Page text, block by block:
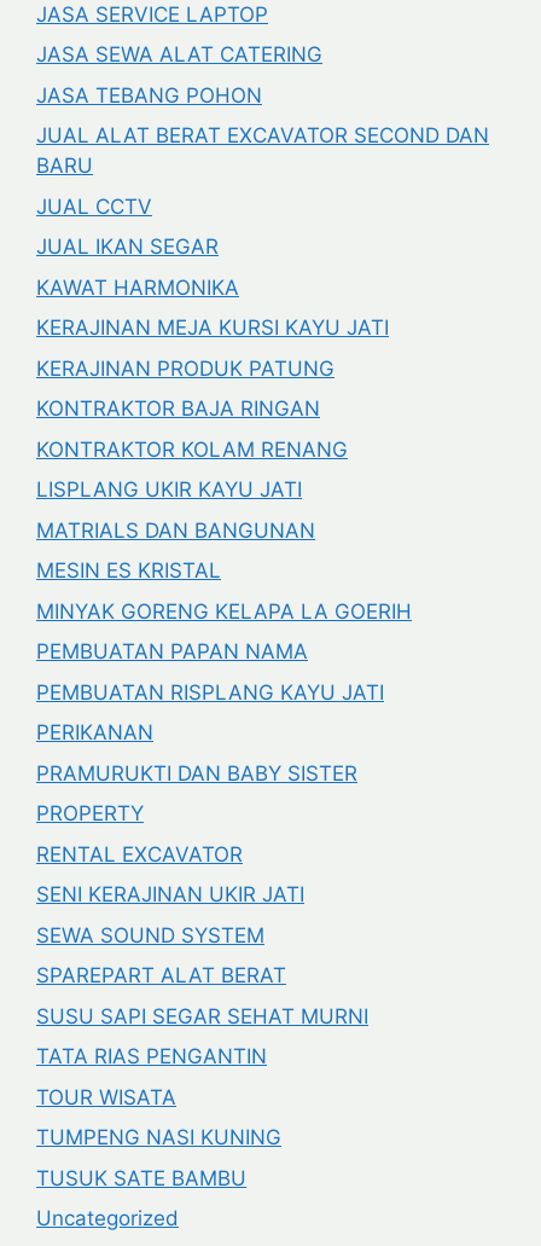
JASA SERVICE LAPTOP
JASA SEWA ALAT CATERING
JASA TEBANG POHON
JUAL ALAT BERAT EXCAVATOR SECOND DAN
BARU
JUAL CCTV
JUAL IKAN SEGAR
KAWAT HARMONIKA
KERAJINAN MEJA KURSI KAYU JATI
KERAJINAN PRODUK PATUNG
KONTRAKTOR BAJA RINGAN
KONTRAKTOR KOLAM RENANG
LISPLANG UKIR KAYU JATI
MATRIALS DAN BANGUNAN
MESIN ES KRISTAL
MINYAK GORENG KELAPA LA GOERIH
PEMBUATAN PAPAN NAMA
PEMBUATAN RISPLANG KAYU JATI
PERIKANAN
PRAMURUKTI DAN BABY SISTER
PROPERTY
RENTAL EXCAVATOR
SENI KERAJINAN UKIR JATI
SEWA SOUND SYSTEM
SPAREPART ALAT BERAT
SUSU SAPI SEGAR SEHAT MURNI
TATA RIAS PENGANTIN
TOUR WISATA
TUMPENG NASI KUNING
TUSUK SATE BAMBU
Uncategorized